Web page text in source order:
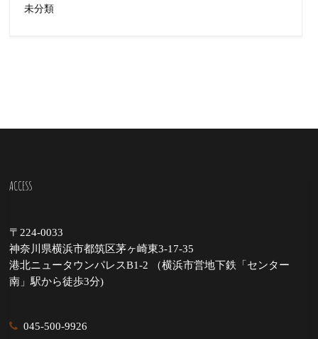
未分類
ACCESS
〒224-0033
神奈川県横浜市都筑区茅ヶ崎東3-17-35
港北ニュータウンパレスB1-2 （横浜市営地下鉄「センター
南」駅から徒歩3分)
045-500-9926